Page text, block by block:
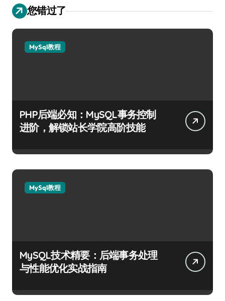
您错过了
MySql教程
PHP后端必知：MySQL事务控制
进阶，解锁站长学院高阶技能
MySql教程
MySQL技术精要：后端事务处理
与性能优化实战指南